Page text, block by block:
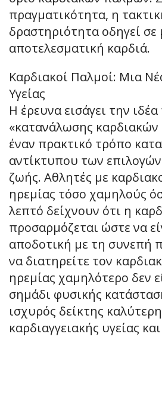
πραγματικότητα, η
δραστηριότητα οδηγεί σε
αποτελεσματική καρδιά.
Καρδιακοί Παλμοί: Μια
Υγείας
Η έρευνα εισάγει την ιδέα
«κατανάλωσης
έναν πρακτικό τρόπο
αντίκτυπου των
ζωής. Αθλητές με
ηρεμίας τόσο χαμηλούς
λεπτό δείχνουν ότι η
προσαρμόζεται ώστε να
αποδοτική με τη συνεπή
να διατηρείτε τον
ηρεμίας χαμηλότερο δεν
σημάδι φυσικής
ισχυρός δείκτης
καρδιαγγειακής υγείας